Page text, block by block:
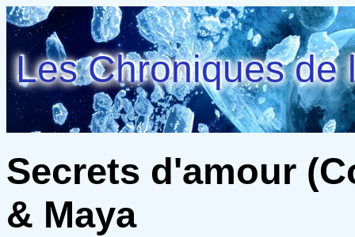
Les Chroniques de
Secrets d'amour
& Maya